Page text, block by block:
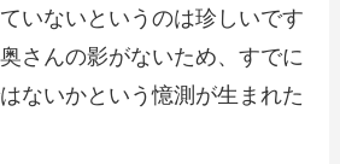
いないというのは珍しいです
さんの影がないため、すでに
ないかという憶測が生まれた